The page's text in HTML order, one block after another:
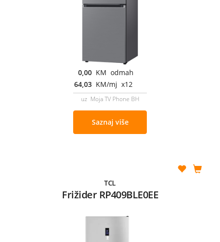
0,00 KM odmah
64,03 KM/mj x12
uz Moja TV Phone BH
Saznaj više
TCL
Frižider RP409BLE0EE